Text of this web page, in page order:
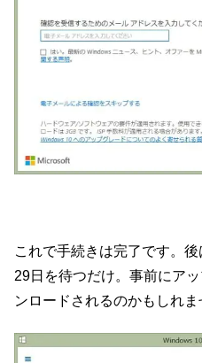
これで手続きは完了です。
29日を待つだけ。事前にア
ンロードされるのかもしれま